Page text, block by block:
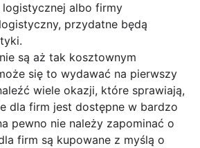
logistycznej albo firmy
przydatne będą
są aż tak kosztownym
się to wydawać na pierwszy
wiele okazji, które sprawiają,
dla firm jest dostępne w bardzo
pewno nie należy zapominać o
firm są kupowane z myślą o